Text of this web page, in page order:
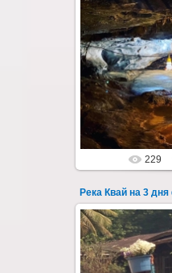
Тур на три дня из
водопады
затопленный город
229